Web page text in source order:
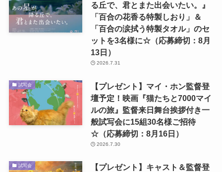
る丘で、君とまた出会いたい。』
「百合の花香る特製しおり」＆
「百合の涙拭う特製タオル」のセ
ットを3名様に☆（応募締切：8月
13日）
2026.7.31
試写会
【プレゼント】マイ・ホン監督登
壇予定！映画『猫たちと7000マイ
ルの旅』監督来日舞台挨拶付き一
般試写会に15組30名様ご招待
☆（応募締切：8月16日）
2026.7.30
試写会
【プレゼント】キャスト＆監督登